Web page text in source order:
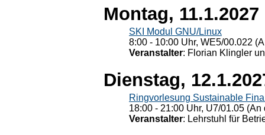
Montag, 11.1.2027
SKI Modul GNU/Linux
8:00 - 10:00 Uhr, WE5/00.022
Veranstalter: Florian Klingler
Dienstag,
Ringvorlesung Sustainable
18:00 - 21:00 Uhr, U7/01.05
Veranstalter: Lehrstuhl für